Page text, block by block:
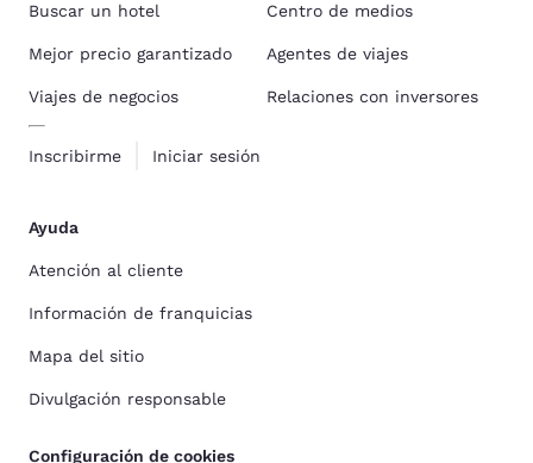
Buscar un hotel
Mejor precio garantizado
Viajes de negocios
Inscribirme Iniciar sesión
Centro de medios
Agentes de viajes
Relaciones con inversores
Ayuda
Atención al cliente
Información de franquicias
Mapa del sitio
Divulgación responsable
Configuración de cookies